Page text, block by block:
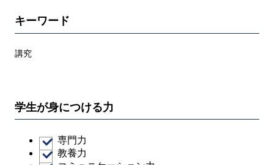
キーワード
講究
学生が身につける力
専門力
教養力